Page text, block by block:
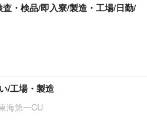
査・検品/即入寮/製造・工場/日勤/
/工場・製造
海第一CU